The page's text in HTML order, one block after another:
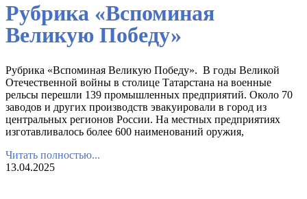
Рубрика «Вспоминая
Великую Победу»
Рубрика «Вспоминая Великую Победу». В годы Великой
Отечественной войны в столице Татарстана на военные
рельсы перешли 139 промышленных предприятий. Около 70
заводов и других производств эвакуировали в город из
центральных регионов России. На местных предприятиях
изготавливалось более 600 наименований оружия,
Читать полностью...
13.04.2025